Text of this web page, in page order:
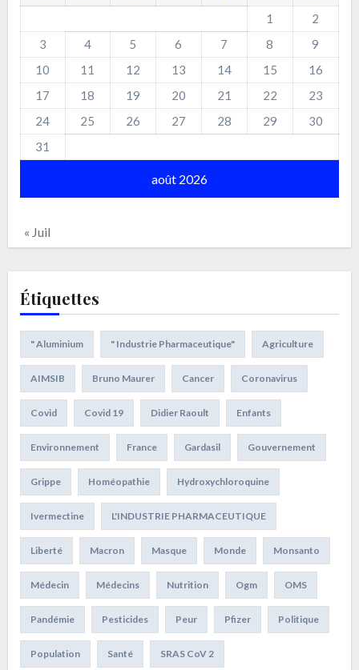
août 2026
1
2
3
4 5 6 7 8
9
10
11 12 13 14 15
16
17
18 19 20 21 22
23
24
25 26 27 28 29
30
31
« Juil
Étiquettes
" Aluminium " Industrie Pharmaceutique" Agriculture
AIMSIB Bruno Maurer Cancer Coronavirus
Covid Covid 19 Didier Raoult Enfants
Environnement France Gardasil Gouvernement
Grippe Homéopathie Hydroxychloroquine
Ivermectine L'INDUSTRIE PHARMACEUTIQUE
Liberté Macron Masque Monde Monsanto
Médecin Médecins Nutrition Ogm OMS
Pandémie Pesticides Peur Pfizer Politique
Population Santé SRAS CoV 2